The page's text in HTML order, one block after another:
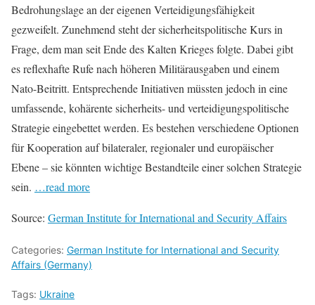
Bedrohungslage an der eigenen Verteidigungsfähigkeit
gezweifelt. Zunehmend steht der sicherheitspolitische Kurs in
Frage, dem man seit Ende des Kalten Krieges folgte. Dabei gibt
es reflexhafte Rufe nach höheren Militärausgaben und einem
Nato-Beitritt. Entsprechende Initiativen müssten jedoch in eine
umfassende, kohärente sicherheits- und verteidigungspolitische
Strategie eingebettet werden. Es bestehen verschiedene Optionen
für Kooperation auf bilateraler, regionaler und europäischer
Ebene – sie könnten wichtige Bestandteile einer solchen Strategie
sein. …read more
Source: German Institute for International and Security Affairs
Categories: German Institute for International and Security
Affairs (Germany)
Tags: Ukraine